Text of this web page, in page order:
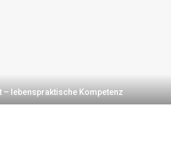
– lebenspraktische Kompetenz